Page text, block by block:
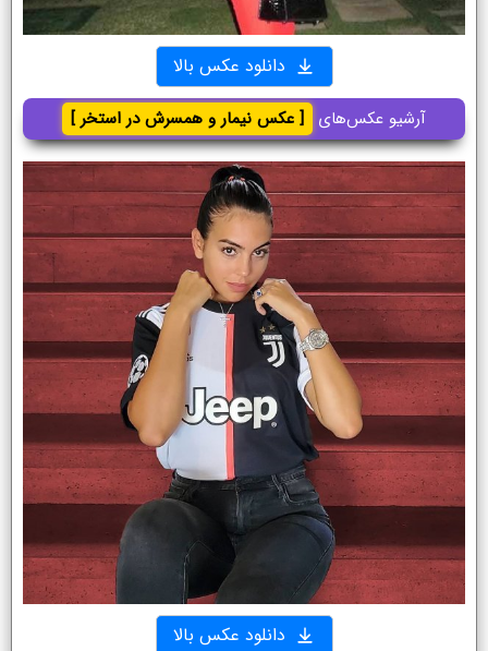
دانلود عکس بالا
آرشیو عکس‌های [ عکس نیمار و همسرش در استخر ]
دانلود عکس بالا